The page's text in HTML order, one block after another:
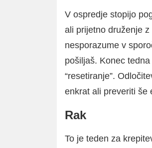
V ospredje stopijo
ali prijetno druženje
nesporazume v
pošiljaš. Konec
“resetiranje”.
enkrat ali preveriti še
Rak
To je teden za